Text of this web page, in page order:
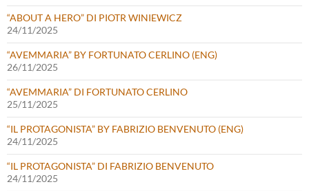
“ABOUT A HERO” DI PIOTR WINIEWICZ
24/11/2025
“AVEMMARIA” BY FORTUNATO CERLINO (ENG)
26/11/2025
“AVEMMARIA” DI FORTUNATO CERLINO
25/11/2025
“IL PROTAGONISTA” BY FABRIZIO BENVENUTO (ENG)
24/11/2025
“IL PROTAGONISTA” DI FABRIZIO BENVENUTO
24/11/2025